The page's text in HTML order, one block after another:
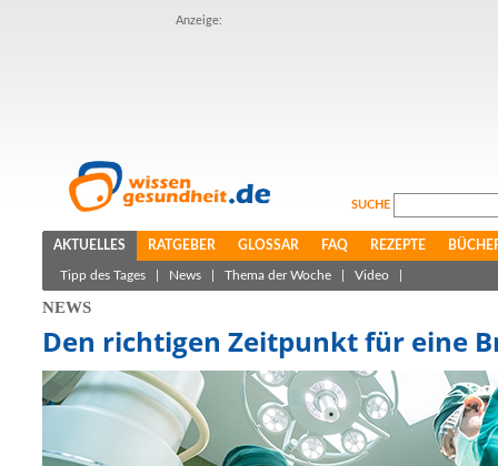
Anzeige:
SUCHE
AKTUELLES RATGEBER GLOSSAR FAQ REZEPTE
Tipp des Tages News Thema der Woche Video
NEWS
Den richtigen Zeitpunkt für eine